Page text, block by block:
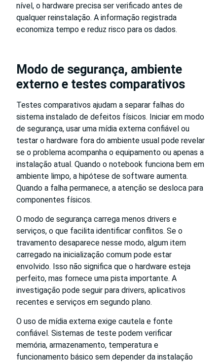
nível, o hardware precisa ser verificado antes de
qualquer reinstalação. A informação registrada
economiza tempo e reduz risco para os dados.
Modo de segurança, ambiente
externo e testes comparativos
Testes comparativos ajudam a separar falhas do
sistema instalado de defeitos físicos. Iniciar em modo
de segurança, usar uma mídia externa confiável ou
testar o hardware fora do ambiente usual pode revelar
se o problema acompanha o equipamento ou apenas a
instalação atual. Quando o notebook funciona bem em
ambiente limpo, a hipótese de software aumenta.
Quando a falha permanece, a atenção se desloca para
componentes físicos.
O modo de segurança carrega menos drivers e
serviços, o que facilita identificar conflitos. Se o
travamento desaparece nesse modo, algum item
carregado na inicialização comum pode estar
envolvido. Isso não significa que o hardware esteja
perfeito, mas fornece uma pista importante. A
investigação pode seguir para drivers, aplicativos
recentes e serviços em segundo plano.
O uso de mídia externa exige cautela e fonte
confiável. Sistemas de teste podem verificar
memória, armazenamento, temperatura e
funcionamento básico sem depender da instalação